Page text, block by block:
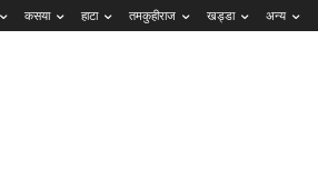
कसया हाटा तमकुहीराज खड्डा अन्य